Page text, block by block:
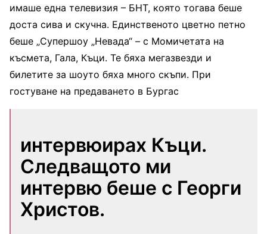
имаше една телевизия – БНТ, която тогава беше
доста сива и скучна. Единственото цветно петно
беше „Супершоу „Невада“ – с Момичетата на
късмета, Гала, Къци. Те бяха мегазвезди и
билетите за шоуто бяха много скъпи. При
гостуване на предаването в Бургас
интервюирах Къци.
Следващото ми
интервю беше с Георги
Христов.